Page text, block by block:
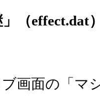
」（
ブ画面の「マ